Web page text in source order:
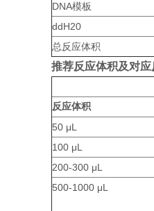
DNA模板
ddH20
总反应体积
推荐反应体积及对应
反应体积
50 μL
100 μL
200-300 μL
500-1000 μL